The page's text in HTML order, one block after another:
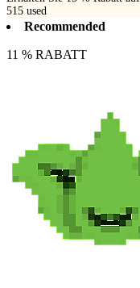
515 used
Recommended
11 % RABATT